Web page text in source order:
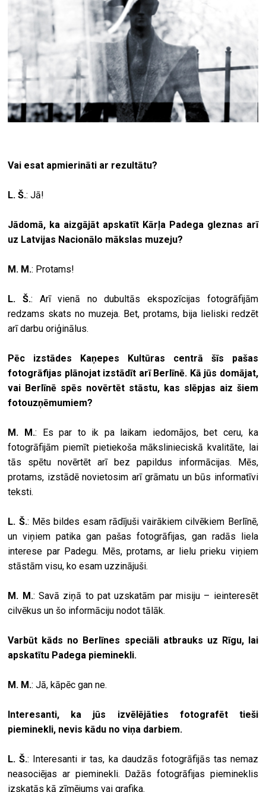
Vai esat apmierināti ar rezultātu?
L. Š.: Jā!
Jādomā, ka aizgājāt apskatīt Kārļa Padega gleznas arī
uz Latvijas Nacionālo mākslas muzeju?
M. M.: Protams!
L. Š.: Arī vienā no dubultās ekspozīcijas fotogrāfijām
redzams skats no muzeja. Bet, protams, bija lieliski redzēt
arī darbu oriģinālus.
Pēc izstādes Kaņepes Kultūras centrā šīs pašas
fotogrāfijas plānojat izstādīt arī Berlīnē. Kā jūs domājat,
vai Berlīnē spēs novērtēt stāstu, kas slēpjas aiz šiem
fotouzņēmumiem?
M. M.: Es par to ik pa laikam iedomājos, bet ceru, ka
fotogrāfijām piemīt pietiekoša mākslinieciskā kvalitāte, lai
tās spētu novērtēt arī bez papildus informācijas. Mēs,
protams, izstādē novietosim arī grāmatu un būs informatīvi
teksti.
L. Š.: Mēs bildes esam rādījuši vairākiem cilvēkiem Berlīnē,
un viņiem patika gan pašas fotogrāfijas, gan radās liela
interese par Padegu. Mēs, protams, ar lielu prieku viņiem
stāstām visu, ko esam uzzinājuši.
M. M.: Savā ziņā to pat uzskatām par misiju – ieinteresēt
cilvēkus un šo informāciju nodot tālāk.
Varbūt kāds no Berlīnes speciāli atbrauks uz Rīgu, lai
apskatītu Padega pieminekli.
M. M.: Jā, kāpēc gan ne.
Interesanti, ka jūs izvēlējāties fotografēt tieši
pieminekli, nevis kādu no viņa darbiem.
L. Š.: Interesanti ir tas, ka daudzās fotogrāfijās tas nemaz
neasociējas ar pieminekli. Dažās fotogrāfijas piemineklis
izskatās kā zīmējums vai grafika.